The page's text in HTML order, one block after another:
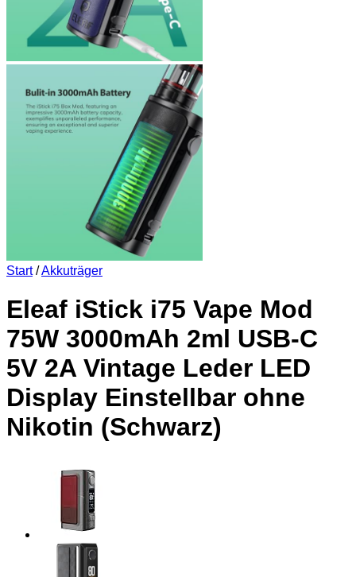
Start /Akkuträger
Eleaf iStick i75 Vape Mod
75W 3000mAh 2ml USB-C
5V 2A Vintage Leder LED
Display Einstellbar ohne
Nikotin (Schwarz)